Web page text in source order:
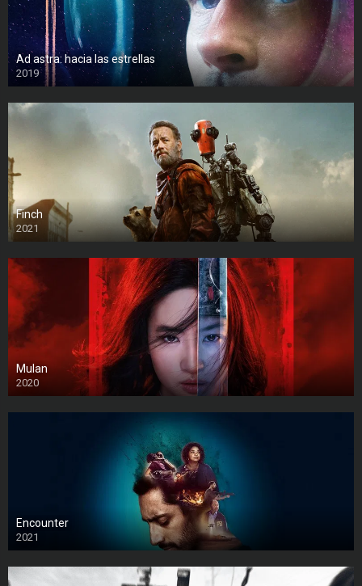
Ad astra: hacia las estrellas
2019
Finch
2021
Mulan
2020
Encounter
2021